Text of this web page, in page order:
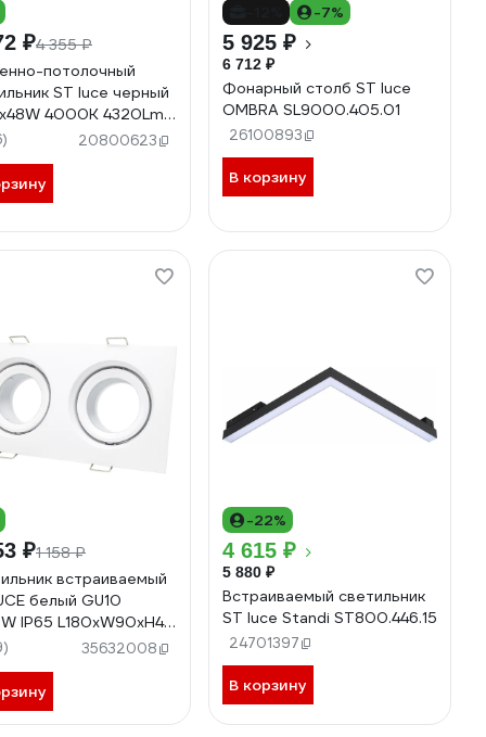
₽4 355 ₽
потолочный
ST luce черный
4000K 4320Lm
20800623
-7%
5 925 ₽
6 712 ₽
Фонарный столб ST luce
OMBRA SL9000.405.01
26100893
В корзину
₽1 158 ₽
встраиваемый
белый GU10
IP65 L180xW90xH40
ламп
35632008
-22%
4 615 ₽
5 880 ₽
Встраиваемый светильник
ST luce Standi ST800.446.15
24701397
В корзину